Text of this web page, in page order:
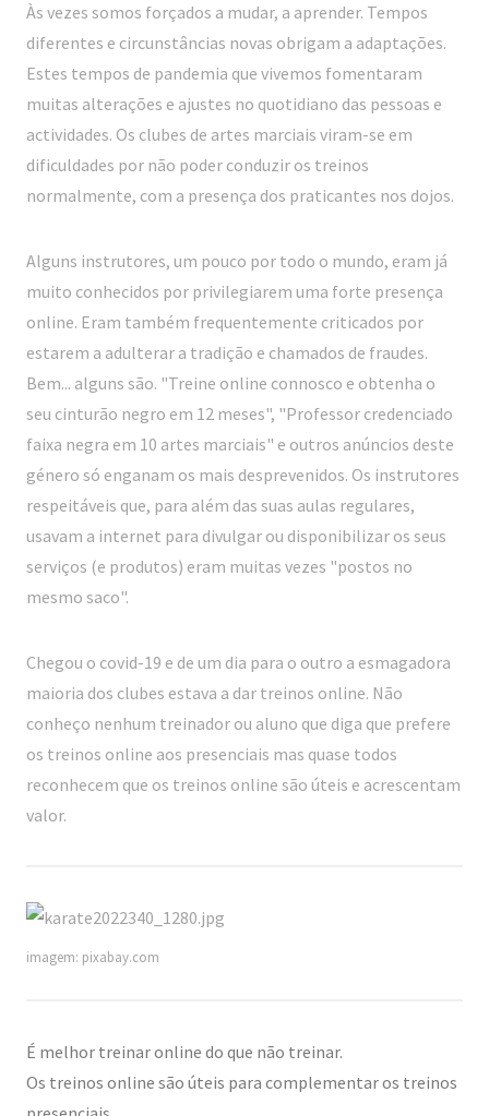
Às vezes somos forçados a mudar, a aprender. Tempos
diferentes e circunstâncias novas obrigam a adaptações.
Estes tempos de pandemia que vivemos fomentaram
muitas alterações e ajustes no quotidiano das pessoas e
actividades. Os clubes de artes marciais viram-se em
dificuldades por não poder conduzir os treinos
normalmente, com a presença dos praticantes nos dojos.
Alguns instrutores, um pouco por todo o mundo, eram já
muito conhecidos por privilegiarem uma forte presença
online. Eram também frequentemente criticados por
estarem a adulterar a tradição e chamados de fraudes.
Bem... alguns são. "Treine online connosco e obtenha o
seu cinturão negro em 12 meses", "Professor credenciado
faixa negra em 10 artes marciais" e outros anúncios deste
género só enganam os mais desprevenidos. Os instrutores
respeitáveis que, para além das suas aulas regulares,
usavam a internet para divulgar ou disponibilizar os seus
serviços (e produtos) eram muitas vezes "postos no
mesmo saco".
Chegou o covid-19 e de um dia para o outro a esmagadora
maioria dos clubes estava a dar treinos online. Não
conheço nenhum treinador ou aluno que diga que prefere
os treinos online aos presenciais mas quase todos
reconhecem que os treinos online são úteis e acrescentam
valor.
imagem: pixabay.com
É melhor treinar online do que não treinar.
Os treinos online são úteis para complementar os treinos